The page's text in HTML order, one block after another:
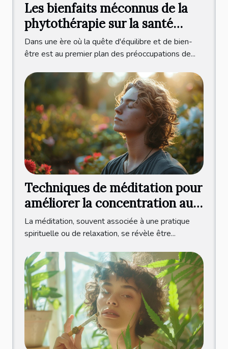
Les bienfaits méconnus de la
phytothérapie sur la santé
mentale
Dans une ère où la quête d'équilibre et de bien-
être est au premier plan des préoccupations de...
Techniques de méditation pour
améliorer la concentration au
quotidien
La méditation, souvent associée à une pratique
spirituelle ou de relaxation, se révèle être...